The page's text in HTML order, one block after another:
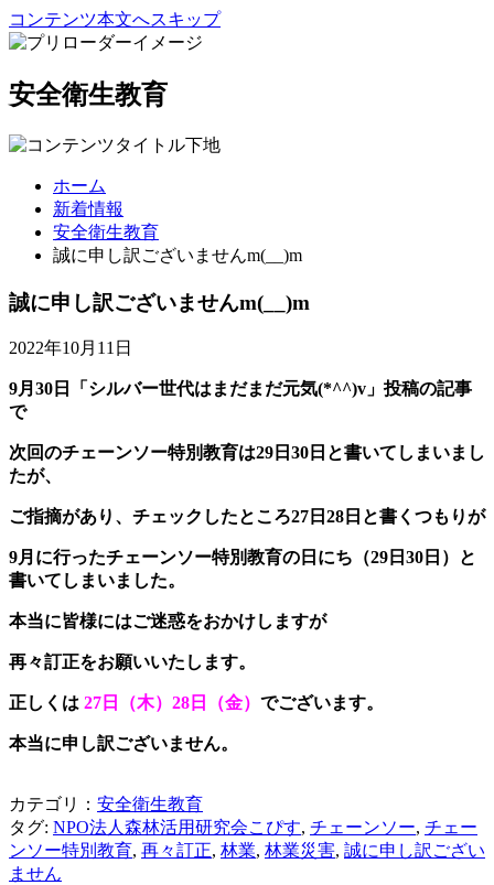
コンテンツ本文へスキップ
安全衛生教育
ホーム
新着情報
安全衛生教育
誠に申し訳ございませんm(__)m
誠に申し訳ございませんm(__)m
2022年10月11日
9月30日「シルバー世代はまだまだ元気(*^^)v」投稿の記事
で
次回のチェーンソー特別教育は29日30日と書いてしまいまし
たが、
ご指摘があり、チェックしたところ27日28日と書くつもりが
9月に行ったチェーンソー特別教育の日にち（29日30日）と
書いてしまいました。
本当に皆様にはご迷惑をおかけしますが
再々訂正をお願いいたします。
正しくは 27日（木）28日（金） でございます。
本当に申し訳ございません。
カテゴリ： 安全衛生教育
タグ: NPO法人森林活用研究会こぴす, チェーンソー, チェー
ンソー特別教育, 再々訂正, 林業, 林業災害, 誠に申し訳ござい
ません